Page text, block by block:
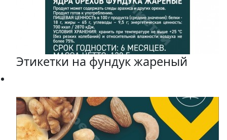
Этикетки на фундук жареный